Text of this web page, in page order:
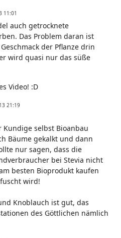
11:01
auch getrocknete
Das Problem daran ist
der Pflanze drin
wird quasi nur das süße
Video! :D
21:19
selbst Bioanbau
Bäume gekalkt und dann
nur sagen, dass die
bei Stevia nicht
besten Bioprodukt kaufen
wird!
Knoblauch ist gut, das
des Göttlichen nämlich